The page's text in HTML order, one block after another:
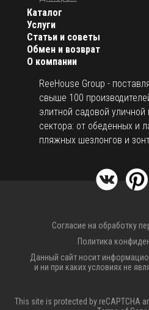
О компании
ReeHouse Group -
свыше 100
элитной садовой
сектора: от обеденных и
пляжных шезлонгов и
Каталог
Услуги
Статьи и советы
Обмен и возврат
Согласие на обработку
Политика
Данный сайт носит
и ни при каких условиях не
This site is protected by reCAPTCHA